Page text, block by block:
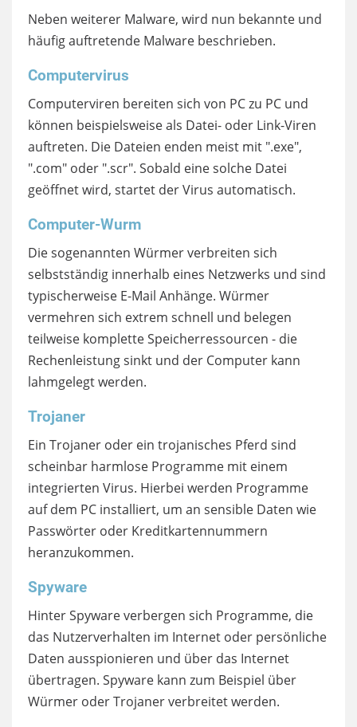
Neben weiterer Malware, wird nun bekannte und
häufig auftretende Malware beschrieben.
Computervirus
Computerviren bereiten sich von PC zu PC und
können beispielsweise als Datei- oder Link-Viren
auftreten. Die Dateien enden meist mit ".exe",
".com" oder ".scr". Sobald eine solche Datei
geöffnet wird, startet der Virus automatisch.
Computer-Wurm
Die sogenannten Würmer verbreiten sich
selbstständig innerhalb eines Netzwerks und sind
typischerweise E-Mail Anhänge. Würmer
vermehren sich extrem schnell und belegen
teilweise komplette Speicherressourcen - die
Rechenleistung sinkt und der Computer kann
lahmgelegt werden.
Trojaner
Ein Trojaner oder ein trojanisches Pferd sind
scheinbar harmlose Programme mit einem
integrierten Virus. Hierbei werden Programme
auf dem PC installiert, um an sensible Daten wie
Passwörter oder Kreditkartennummern
heranzukommen.
Spyware
Hinter Spyware verbergen sich Programme, die
das Nutzerverhalten im Internet oder persönliche
Daten ausspionieren und über das Internet
übertragen. Spyware kann zum Beispiel über
Würmer oder Trojaner verbreitet werden.